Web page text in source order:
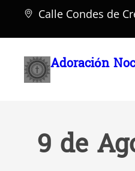
Saltar
Calle Condes de
Adoración
9 de